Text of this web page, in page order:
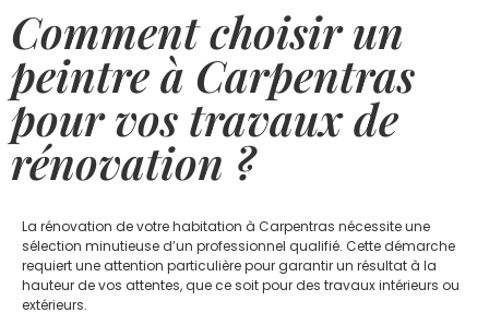
Comment choisir un
peintre à Carpentras
pour vos travaux de
rénovation ?
La rénovation de votre habitation à Carpentras nécessite une
sélection minutieuse d’un professionnel qualifié. Cette démarche
requiert une attention particulière pour garantir un résultat à la
hauteur de vos attentes, que ce soit pour des travaux intérieurs ou
extérieurs.